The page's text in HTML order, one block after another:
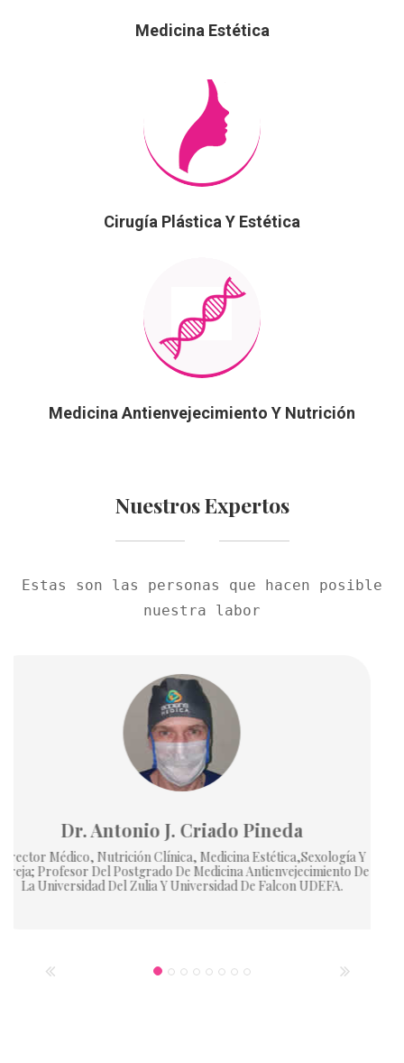
Medicina Estética
Cirugía Plástica Y Estética
Medicina Antienvejecimiento Y Nutrición
Nuestros Expertos
Estas son las personas que hacen posible
nuestra labor
Dr Gustavo Gustavo Delgado Lang
Médico Cirujano Plástico Estético Y Reconstructivo.